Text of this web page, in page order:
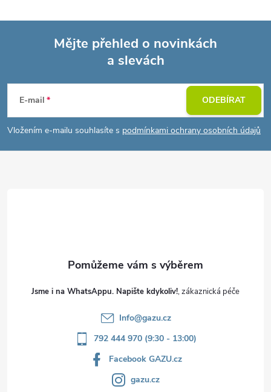
p
a
Mějte přehled o novinkách
a slevách
E-mail
Vložením e-mailu souhlasíte s podmínkami ochrany osobních údajů
ODEBÍRAT
Jsme i na WhatsAppu. Napište kdykoliv!
Info@gazu.cz
792 444 970 (9:30 - 13:00)
Facebook GAZU.cz
gazu.cz